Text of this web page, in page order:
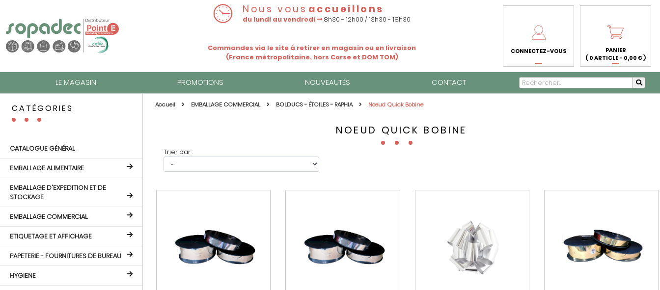
Nous vous accueillons
du lundi au vendredi 8h30 - 12h00 / 13h30 - 18h30
Commandes via le site à retirer en magasin ou en livraison
(France métropolitaine, hors Corse et DOM TOM)
CONNECTEZ-VOUS
PANIER
( 0 ARTICLE - 0,00 € )
LE MAGASIN PROMOTIONS NOUVEAUTÉS CONTACT
CATÉGORIES
CATALOGUE GÉNÉRAL
EMBALLAGE ALIMENTAIRE
EMBALLAGE D'EXPEDITION ET DE
STOCKAGE
EMBALLAGE COMMERCIAL
ETIQUETAGE ET AFFICHAGE
PAPETERIE - FOURNITURES DE BUREAU
HYGIENE
Accueil EMBALLAGE COMMERCIAL BOLDUCS - ÉTOILES - RAPHIA Noeud Quick Bobine
NOEUD QUICK BOBINE
Trier par :